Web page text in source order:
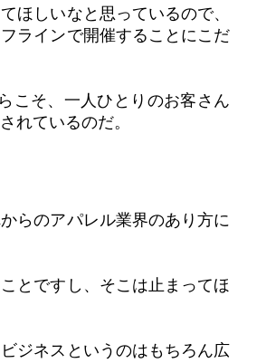
ほしいなと思っているので、
ラインで開催することにこだ
こそ、一人ひとりのお客さん
れているのだ。
らのアパレル業界のあり方に
とですし、そこは止まってほ
ジネスというのはもちろん広